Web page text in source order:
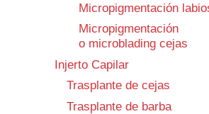
Micropigmentación
Micropigmentación
o microblading cejas
Injerto Capilar
Trasplante de cejas
Trasplante de barba